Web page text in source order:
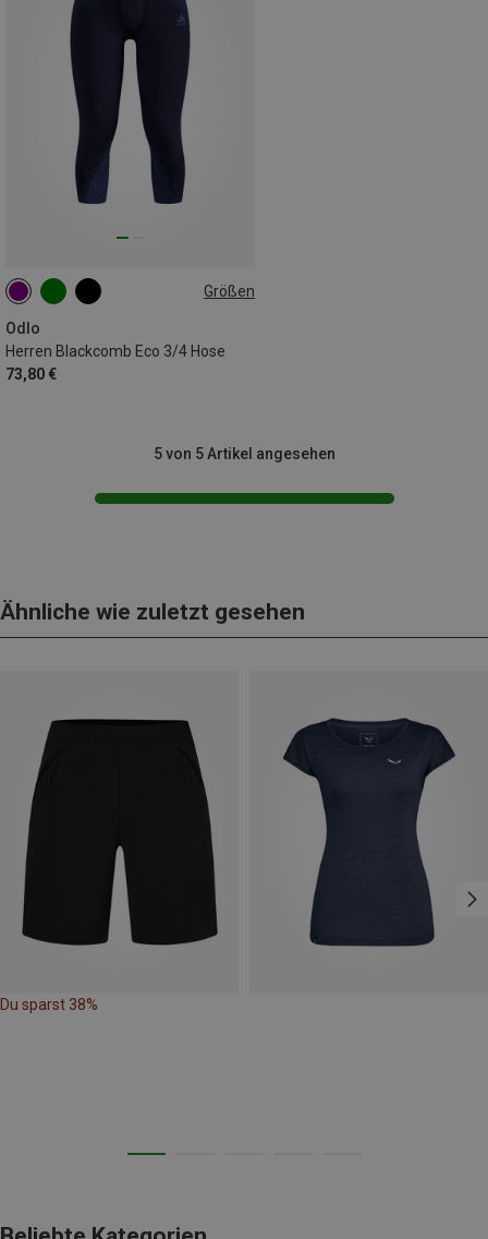
Größen
Odlo
Herren Blackcomb Eco 3/4 Hose
73,80 €
S
5 von 5 Artikel angesehen
Ähnliche wie zuletzt gesehen
Du sparst 38%